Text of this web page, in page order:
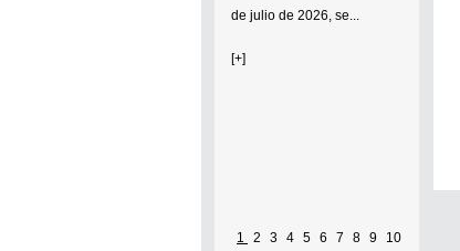
de julio de 2026, se...
[+]
1 2 3 4 5 6 7 8 9 10